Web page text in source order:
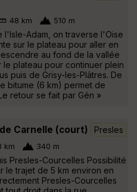
48 km 510 m
l'Isle-Adam, on traverse l'Oise
sur le plateau pour aller en
au fond de la vallée
le plateau pour continuer plein
puis de Grisy-les-Plâtres. De
bitume (6 km) permet de
retour se fait par Gén »
Carnelle (court) Presles
km 340 m
Presles-Courcelles Possibilité
le trajet de 5 km environ en
Presles-Courcelles